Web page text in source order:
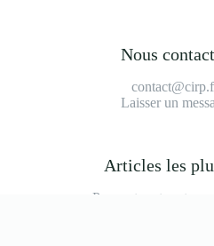
Nous
Laisser un
Articles les
Peugeot partner tepee